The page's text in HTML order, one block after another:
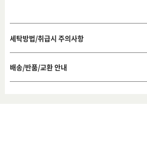
세탁방법/취급시 주의사항
배송/반품/교환 안내